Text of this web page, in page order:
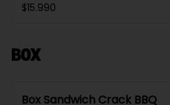
$15.990
Box
Box Sandwich Crack BBQ